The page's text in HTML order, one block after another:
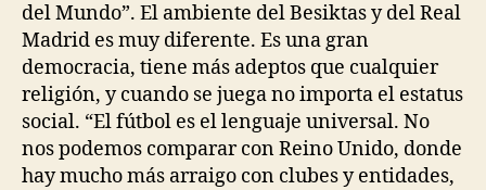
del Mundo”. El ambiente del Besiktas y del Real
Madrid es muy diferente. Es una gran
democracia, tiene más adeptos que cualquier
religión, y cuando se juega no importa el estatus
social. “El fútbol es el lenguaje universal. No
nos podemos comparar con Reino Unido, donde
hay mucho más arraigo con clubes y entidades,